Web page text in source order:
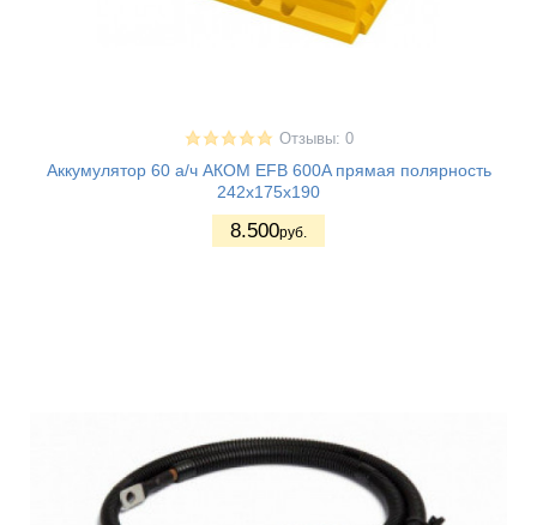
Отзывы: 0
Аккумулятор 60 а/ч АКОМ EFB 600A прямая полярность
242х175х190
8.500руб.